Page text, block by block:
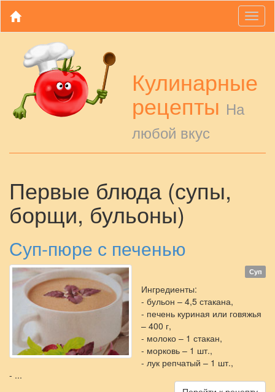
Кулинарные
рецепты На
любой вкус
Первые блюда (супы,
борщи, бульоны)
Суп-пюре с печенью
Суп
Ингредиенты:
- бульон – 4,5 стакана,
- печень куриная или говяжья
– 400 г,
- молоко – 1 стакан,
- морковь – 1 шт.,
- лук репчатый – 1 шт.,
- ...